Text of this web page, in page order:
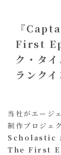
『
First
ク・タ
ランクイ
当社がエージ
制作プロジェ
Scholastic
The First